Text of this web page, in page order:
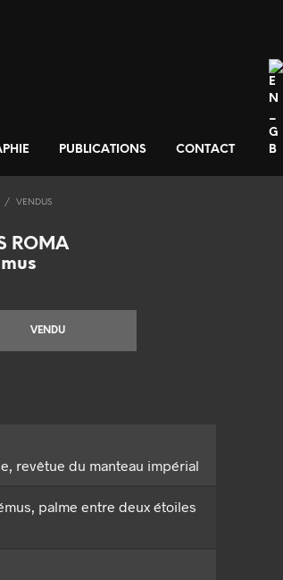
PUBLICATIONS CONTACT
/ VENDUS
ROMA
VENDU
revêtue du manteau impérial
palme entre deux étoiles